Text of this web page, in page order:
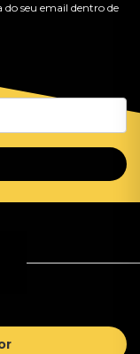
do seu email dentro de